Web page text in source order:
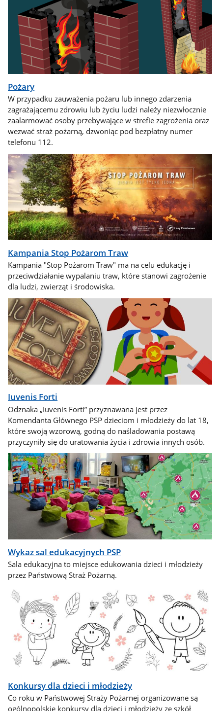
Pożary
W przypadku zauważenia pożaru lub innego zdarzenia
zagrażającemu zdrowiu lub życiu ludzi należy niezwłocznie
zaalarmować osoby przebywające w strefie zagrożenia oraz
wezwać straż pożarną, dzwoniąc pod bezpłatny numer
telefonu 112.
Kampania Stop Pożarom Traw
Kampania "Stop Pożarom Traw" ma na celu edukację i
przeciwdziałanie wypalaniu traw, które stanowi zagrożenie
dla ludzi, zwierząt i środowiska.
Iuvenis Forti
Odznaka „Iuvenis Forti” przyznawana jest przez
Komendanta Głównego PSP dzieciom i młodzieży do lat 18,
które swoją wzorową, godną do naśladowania postawą
przyczyniły się do uratowania życia i zdrowia innych osób.
Wykaz sal edukacyjnych PSP
Sala edukacyjna to miejsce edukowania dzieci i młodzieży
przez Państwową Straż Pożarną.
Konkursy dla dzieci i młodzieży
Co roku w Państwowej Straży Pożarnej organizowane są
ogólnopolskie konkursy dla dzieci i młodzieży ze szkół